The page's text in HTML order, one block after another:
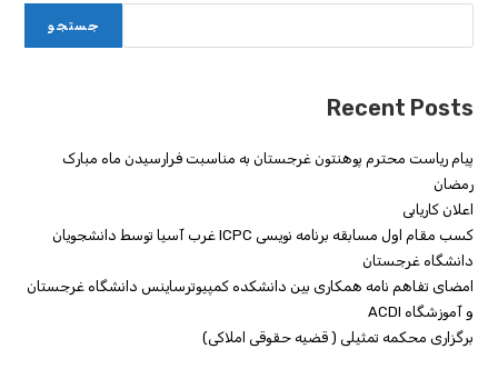
جستجو
Recent Posts
پیام ریاست محترم پوهنتون غرجستان به مناسبت فرارسیدن ماه مبارک
رمضان
اعلان کاریابی
کسب مقام اول مسابقه برنامه نویسی ICPC غرب آسیا توسط دانشجویان
دانشگاه غرجستان
امضای تفاهم نامه همکاری بین دانشکده کمپیوترساینس دانشگاه غرجستان
و آموزشگاه ACDI
برگزاری محکمه تمثیلی ( قضیه حقوقی املاکی)